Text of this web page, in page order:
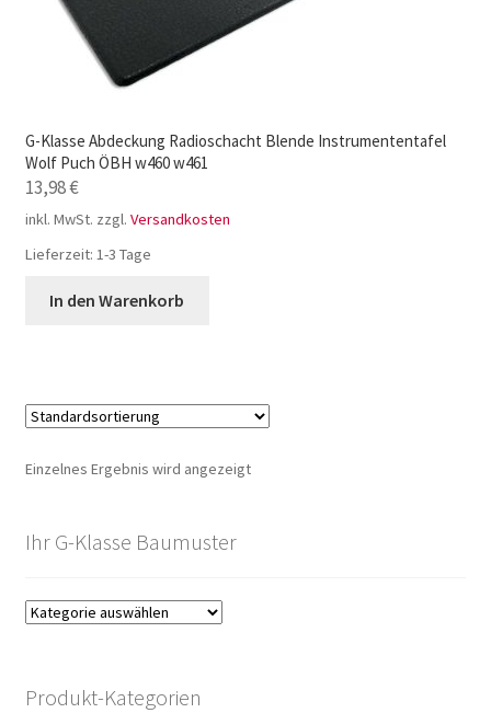
G-Klasse Abdeckung Radioschacht Blende Instrumententafel
Wolf Puch ÖBH w460 w461
13,98€
inkl. MwSt. zzgl. Versandkosten
Lieferzeit: 1-3 Tage
In den Warenkorb
Einzelnes Ergebnis wird angezeigt
Ihr G-Klasse Baumuster
Produkt-Kategorien